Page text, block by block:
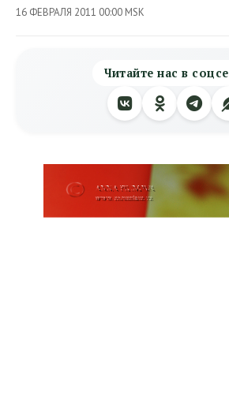
16 ФЕВРАЛЯ 2011 00:00 MSK
Читайте нас в